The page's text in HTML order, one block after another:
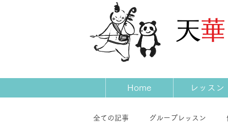
​天
Home レッスン
全ての記事 グループレッスン